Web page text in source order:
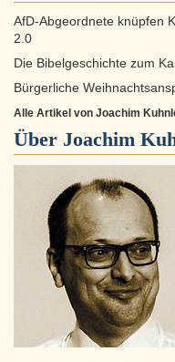
AfD-Abgeordnete knüpfen
2.0
Die Bibelgeschichte zum
Bürgerliche
Alle Artikel von Joachim
Über Joachim